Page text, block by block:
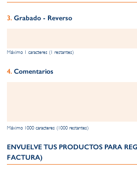
Grabado - Reverso
Máximo 1 caracteres (1 restantes)
Comentarios
Máximo 1000 caracteres (1000 restantes)
ENVUELVE TUS PRODUCTOS PARA
FACTURA)